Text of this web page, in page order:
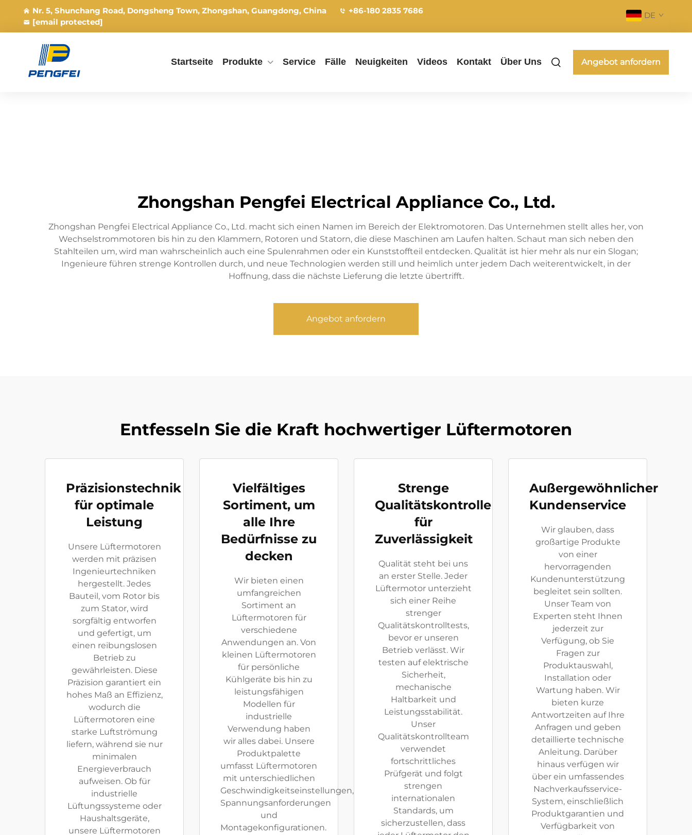
Nr. 5, Shunchang Road, Dongsheng Town, Zhongshan, Guangdong, China
+86-180 2835 7686
[email protected]
DE
Startseite Produkte Service Fälle Neuigkeiten Videos Kontakt Über Uns Angebot anfordern
Zhongshan Pengfei Electrical Appliance Co., Ltd.
Zhongshan Pengfei Electrical Appliance Co., Ltd. macht sich einen Namen im Bereich der Elektromotoren. Das Unternehmen stellt alles her, von
Wechselstrommotoren bis hin zu den Klammern, Rotoren und Statorn, die diese Maschinen am Laufen halten. Schaut man sich neben den
Stahlteilen um, wird man wahrscheinlich auch eine Spulenrahmen oder ein Kunststoffteil entdecken. Qualität ist hier mehr als nur ein Slogan;
Ingenieure führen strenge Kontrollen durch, und neue Technologien werden still und heimlich unter jedem Dach weiterentwickelt, in der
Hoffnung, dass die nächste Lieferung die letzte übertrifft.
Angebot anfordern
Entfesseln Sie die Kraft hochwertiger Lüftermotoren
Präzisionstechnik
für optimale
Leistung
Unsere Lüftermotoren
werden mit präzisen
Ingenieurtechniken
hergestellt. Jedes
Bauteil, vom Rotor bis
zum Stator, wird
sorgfältig entworfen
und gefertigt, um
einen reibungslosen
Betrieb zu
gewährleisten. Diese
Präzision garantiert ein
hohes Maß an Effizienz,
wodurch die
Lüftermotoren eine
starke Luftströmung
liefern, während sie nur
minimalen
Energieverbrauch
aufweisen. Ob für
industrielle
Lüftungssysteme oder
Haushaltsgeräte,
unsere Lüftermotoren
Vielfältiges
Sortiment, um
alle Ihre
Bedürfnisse zu
decken
Wir bieten einen
umfangreichen
Sortiment an
Lüftermotoren für
verschiedene
Anwendungen an. Von
kleinen Lüftermotoren
für persönliche
Kühlgeräte bis hin zu
leistungsfähigen
Modellen für
industrielle
Verwendung haben
wir alles dabei. Unsere
Produktpalette
umfasst Lüftermotoren
mit unterschiedlichen
Geschwindigkeitseinstellungen,
Spannungsanforderungen
und
Montagekonfigurationen.
Strenge
Qualitätskontrolle
für
Zuverlässigkeit
Qualität steht bei uns
an erster Stelle. Jeder
Lüftermotor unterzieht
sich einer Reihe
strenger
Qualitätskontrolltests,
bevor er unseren
Betrieb verlässt. Wir
testen auf elektrische
Sicherheit,
mechanische
Haltbarkeit und
Leistungsstabilität.
Unser
Qualitätskontrollteam
verwendet
fortschrittliches
Prüfgerät und folgt
strengen
internationalen
Standards, um
sicherzustellen, dass
Außergewöhnlicher
Kundenservice
Wir glauben, dass
großartige Produkte
von einer
hervorragenden
Kundenunterstützung
begleitet sein sollten.
Unser Team von
Experten steht Ihnen
jederzeit zur
Verfügung, ob Sie
Fragen zur
Produktauswahl,
Installation oder
Wartung haben. Wir
bieten kurze
Antwortzeiten auf Ihre
Anfragen und geben
detaillierte technische
Anleitung. Darüber
hinaus verfügen wir
über ein umfassendes
Nachverkaufsservice-
System, einschließlich
Produktgarantien und
Verfügbarkeit von